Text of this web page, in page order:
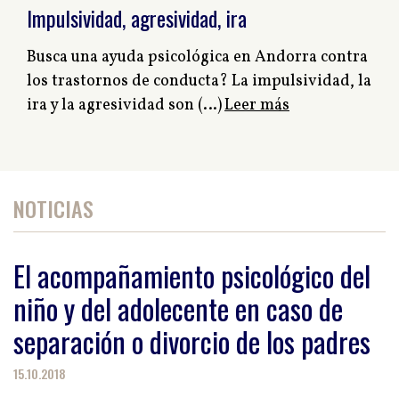
Impulsividad, agresividad, ira
Busca una ayuda psicológica en Andorra contra
los trastornos de conducta? La impulsividad, la
ira y la agresividad son (…)Leer más
NOTICIAS
El acompañamiento psicológico del
niño y del adolecente en caso de
separación o divorcio de los padres
15.10.2018